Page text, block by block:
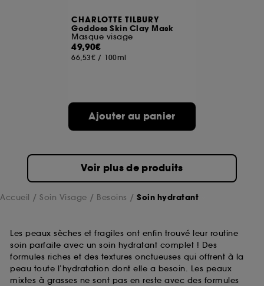
CHARLOTTE TILBURY
Goddess Skin Clay Mask
Masque visage
49,90€
66,53€ / 100ml
Ajouter au panier
Voir plus de produits
Accueil Soin Visage Besoins Soin hydratant
Les peaux sèches et fragiles ont enfin trouvé leur routine
soin parfaite avec un soin hydratant complet ! Des
formules riches et des textures onctueuses qui offrent à la
peau toute l’hydratation dont elle a besoin. Les peaux
mixtes à grasses ne sont pas en reste avec des formules